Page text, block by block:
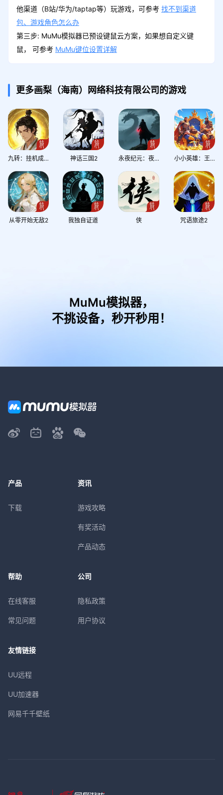
他渠道（B站/华为/taptap等）玩游戏，可参考 找不到渠道
包、游戏角色怎么办
第三步: MuMu模拟器已预设键鼠云方案，如果想自定义键
鼠， 可参考 MuMu键位设置详解
更多画梨（海南）网络科技有限公司的游戏
九转：挂机成圣 神话三国2 永夜纪元：夜狩 小小英雄：王国远征
从零开始无敌2 我独自证道 侠 咒语旅途2
MuMu模拟器，
不挑设备，秒开秒用！
产品
下载
资讯
游戏攻略
有奖活动
产品动态
帮助
在线客服
常见问题
公司
隐私政策
用户协议
友情链接
UU远程
UU加速器
网易千千壁纸